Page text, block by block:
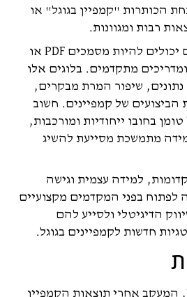
הכותרות "קמפיין בגוגל" או
רבות ומגוונות.
מדריכים מקוונים נוספים יכולים להיות מסמכים PDF או
מתקדמים. בלוגים אלו
נתונים, שיפור המרת מבקרים,
הביצועים של קמפיינים. חשוב
בחובו ייחודיות ומורכבות,
מתמשכת מסייעת להשיג
למידה עצמית וגישה
לפתוח בפני המקדמים מקצועיים
הדיגיטלי ולסייע להם
חדשות לקמפיינים בגוגל.
המעקב אחרי תוצאות הקמפיין